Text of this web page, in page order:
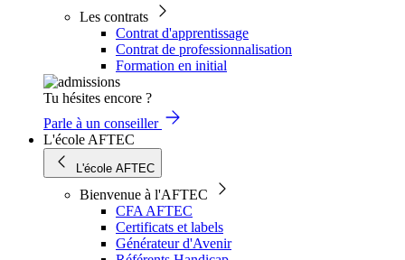
Les contrats
Contrat d'apprentissage
Contrat de professionnalisation
Formation en initial
Tu hésites encore ?
Parle à un conseiller
L'école AFTEC
L'école AFTEC
Bienvenue à l'AFTEC
CFA AFTEC
Certificats et labels
Générateur d'Avenir